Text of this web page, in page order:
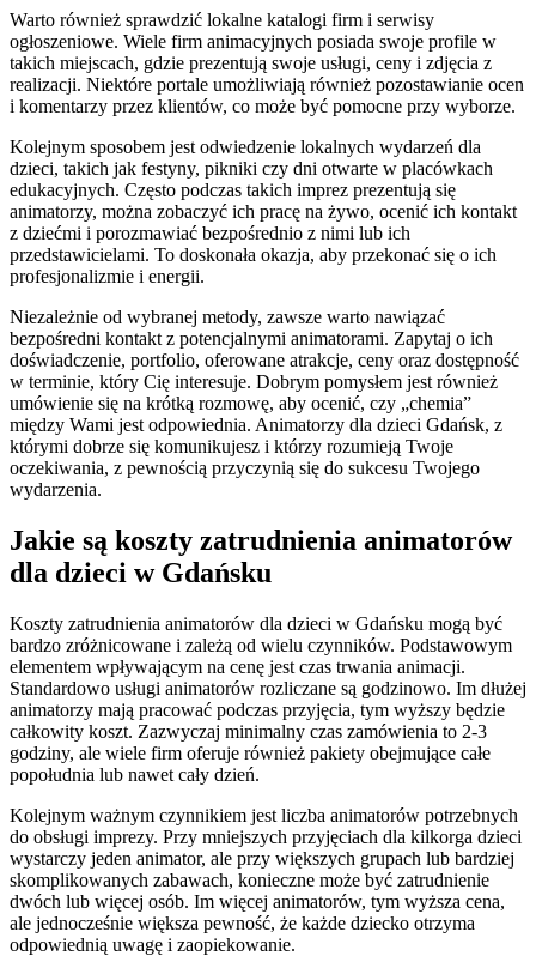
Warto również sprawdzić lokalne katalogi firm i serwisy
ogłoszeniowe. Wiele firm animacyjnych posiada swoje profile w
takich miejscach, gdzie prezentują swoje usługi, ceny i zdjęcia z
realizacji. Niektóre portale umożliwiają również pozostawianie ocen
i komentarzy przez klientów, co może być pomocne przy wyborze.
Kolejnym sposobem jest odwiedzenie lokalnych wydarzeń dla
dzieci, takich jak festyny, pikniki czy dni otwarte w placówkach
edukacyjnych. Często podczas takich imprez prezentują się
animatorzy, można zobaczyć ich pracę na żywo, ocenić ich kontakt
z dziećmi i porozmawiać bezpośrednio z nimi lub ich
przedstawicielami. To doskonała okazja, aby przekonać się o ich
profesjonalizmie i energii.
Niezależnie od wybranej metody, zawsze warto nawiązać
bezpośredni kontakt z potencjalnymi animatorami. Zapytaj o ich
doświadczenie, portfolio, oferowane atrakcje, ceny oraz dostępność
w terminie, który Cię interesuje. Dobrym pomysłem jest również
umówienie się na krótką rozmowę, aby ocenić, czy „chemia”
między Wami jest odpowiednia. Animatorzy dla dzieci Gdańsk, z
którymi dobrze się komunikujesz i którzy rozumieją Twoje
oczekiwania, z pewnością przyczynią się do sukcesu Twojego
wydarzenia.
Jakie są koszty zatrudnienia animatorów
dla dzieci w Gdańsku
Koszty zatrudnienia animatorów dla dzieci w Gdańsku mogą być
bardzo zróżnicowane i zależą od wielu czynników. Podstawowym
elementem wpływającym na cenę jest czas trwania animacji.
Standardowo usługi animatorów rozliczane są godzinowo. Im dłużej
animatorzy mają pracować podczas przyjęcia, tym wyższy będzie
całkowity koszt. Zazwyczaj minimalny czas zamówienia to 2-3
godziny, ale wiele firm oferuje również pakiety obejmujące całe
popołudnia lub nawet cały dzień.
Kolejnym ważnym czynnikiem jest liczba animatorów potrzebnych
do obsługi imprezy. Przy mniejszych przyjęciach dla kilkorga dzieci
wystarczy jeden animator, ale przy większych grupach lub bardziej
skomplikowanych zabawach, konieczne może być zatrudnienie
dwóch lub więcej osób. Im więcej animatorów, tym wyższa cena,
ale jednocześnie większa pewność, że każde dziecko otrzyma
odpowiednią uwagę i zaopiekowanie.